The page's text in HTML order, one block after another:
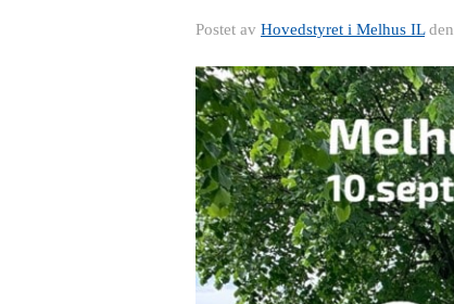
Postet av Hovedstyret i Melhus ILden